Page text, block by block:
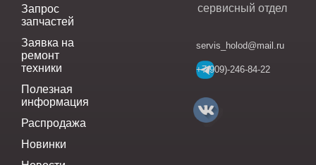
Запрос
запчастей
Заявка на
ремонт
техники
Полезная
информация
Распродажа
Новинки
сервисный отдел
servis_holod@mail.ru
+7(909)-246-84-22